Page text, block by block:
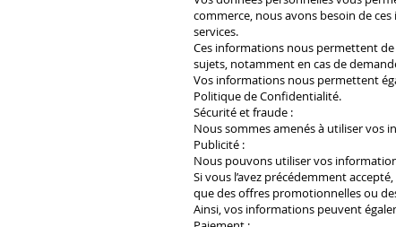
commerce, nous avons besoin de
services.
Ces informations nous permettent
sujets, notamment en cas de
Vos informations nous permettent
Politique de Confidentialité.
Sécurité et fraude :
Nous sommes amenés à utiliser vos
Publicité :
Nous pouvons utiliser vos
Si vous l’avez précédemment
que des offres promotionnelles ou
Ainsi, vos informations peuvent